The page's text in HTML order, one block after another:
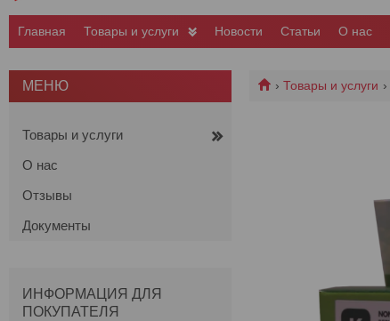
Главная Товары и услуги Новости Статьи О нас
Товары и услуги
Товары и услуги
О нас
Отзывы
Документы
ИНФОРМАЦИЯ ДЛЯ
ПОКУПАТЕЛЯ